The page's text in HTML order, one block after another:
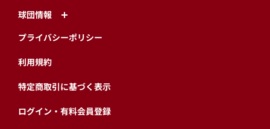
球団情報
プライバシーポリシー
利用規約
特定商取引に基づく表示
ログイン・有料会員登録